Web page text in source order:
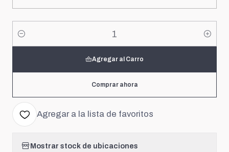
Cantidad
Agregar al Carro
Comprar ahora
Agregar a la lista de favoritos
Mostrar stock de ubicaciones